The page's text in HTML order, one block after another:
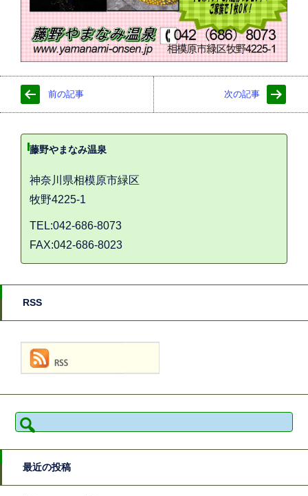
前の記事 次の記事
藤野やまなみ温泉
神奈川県相模原市緑区
牧野4225-1
TEL:042-686-8073
FAX:042-686-8023
RSS
検
索:
最近の投稿